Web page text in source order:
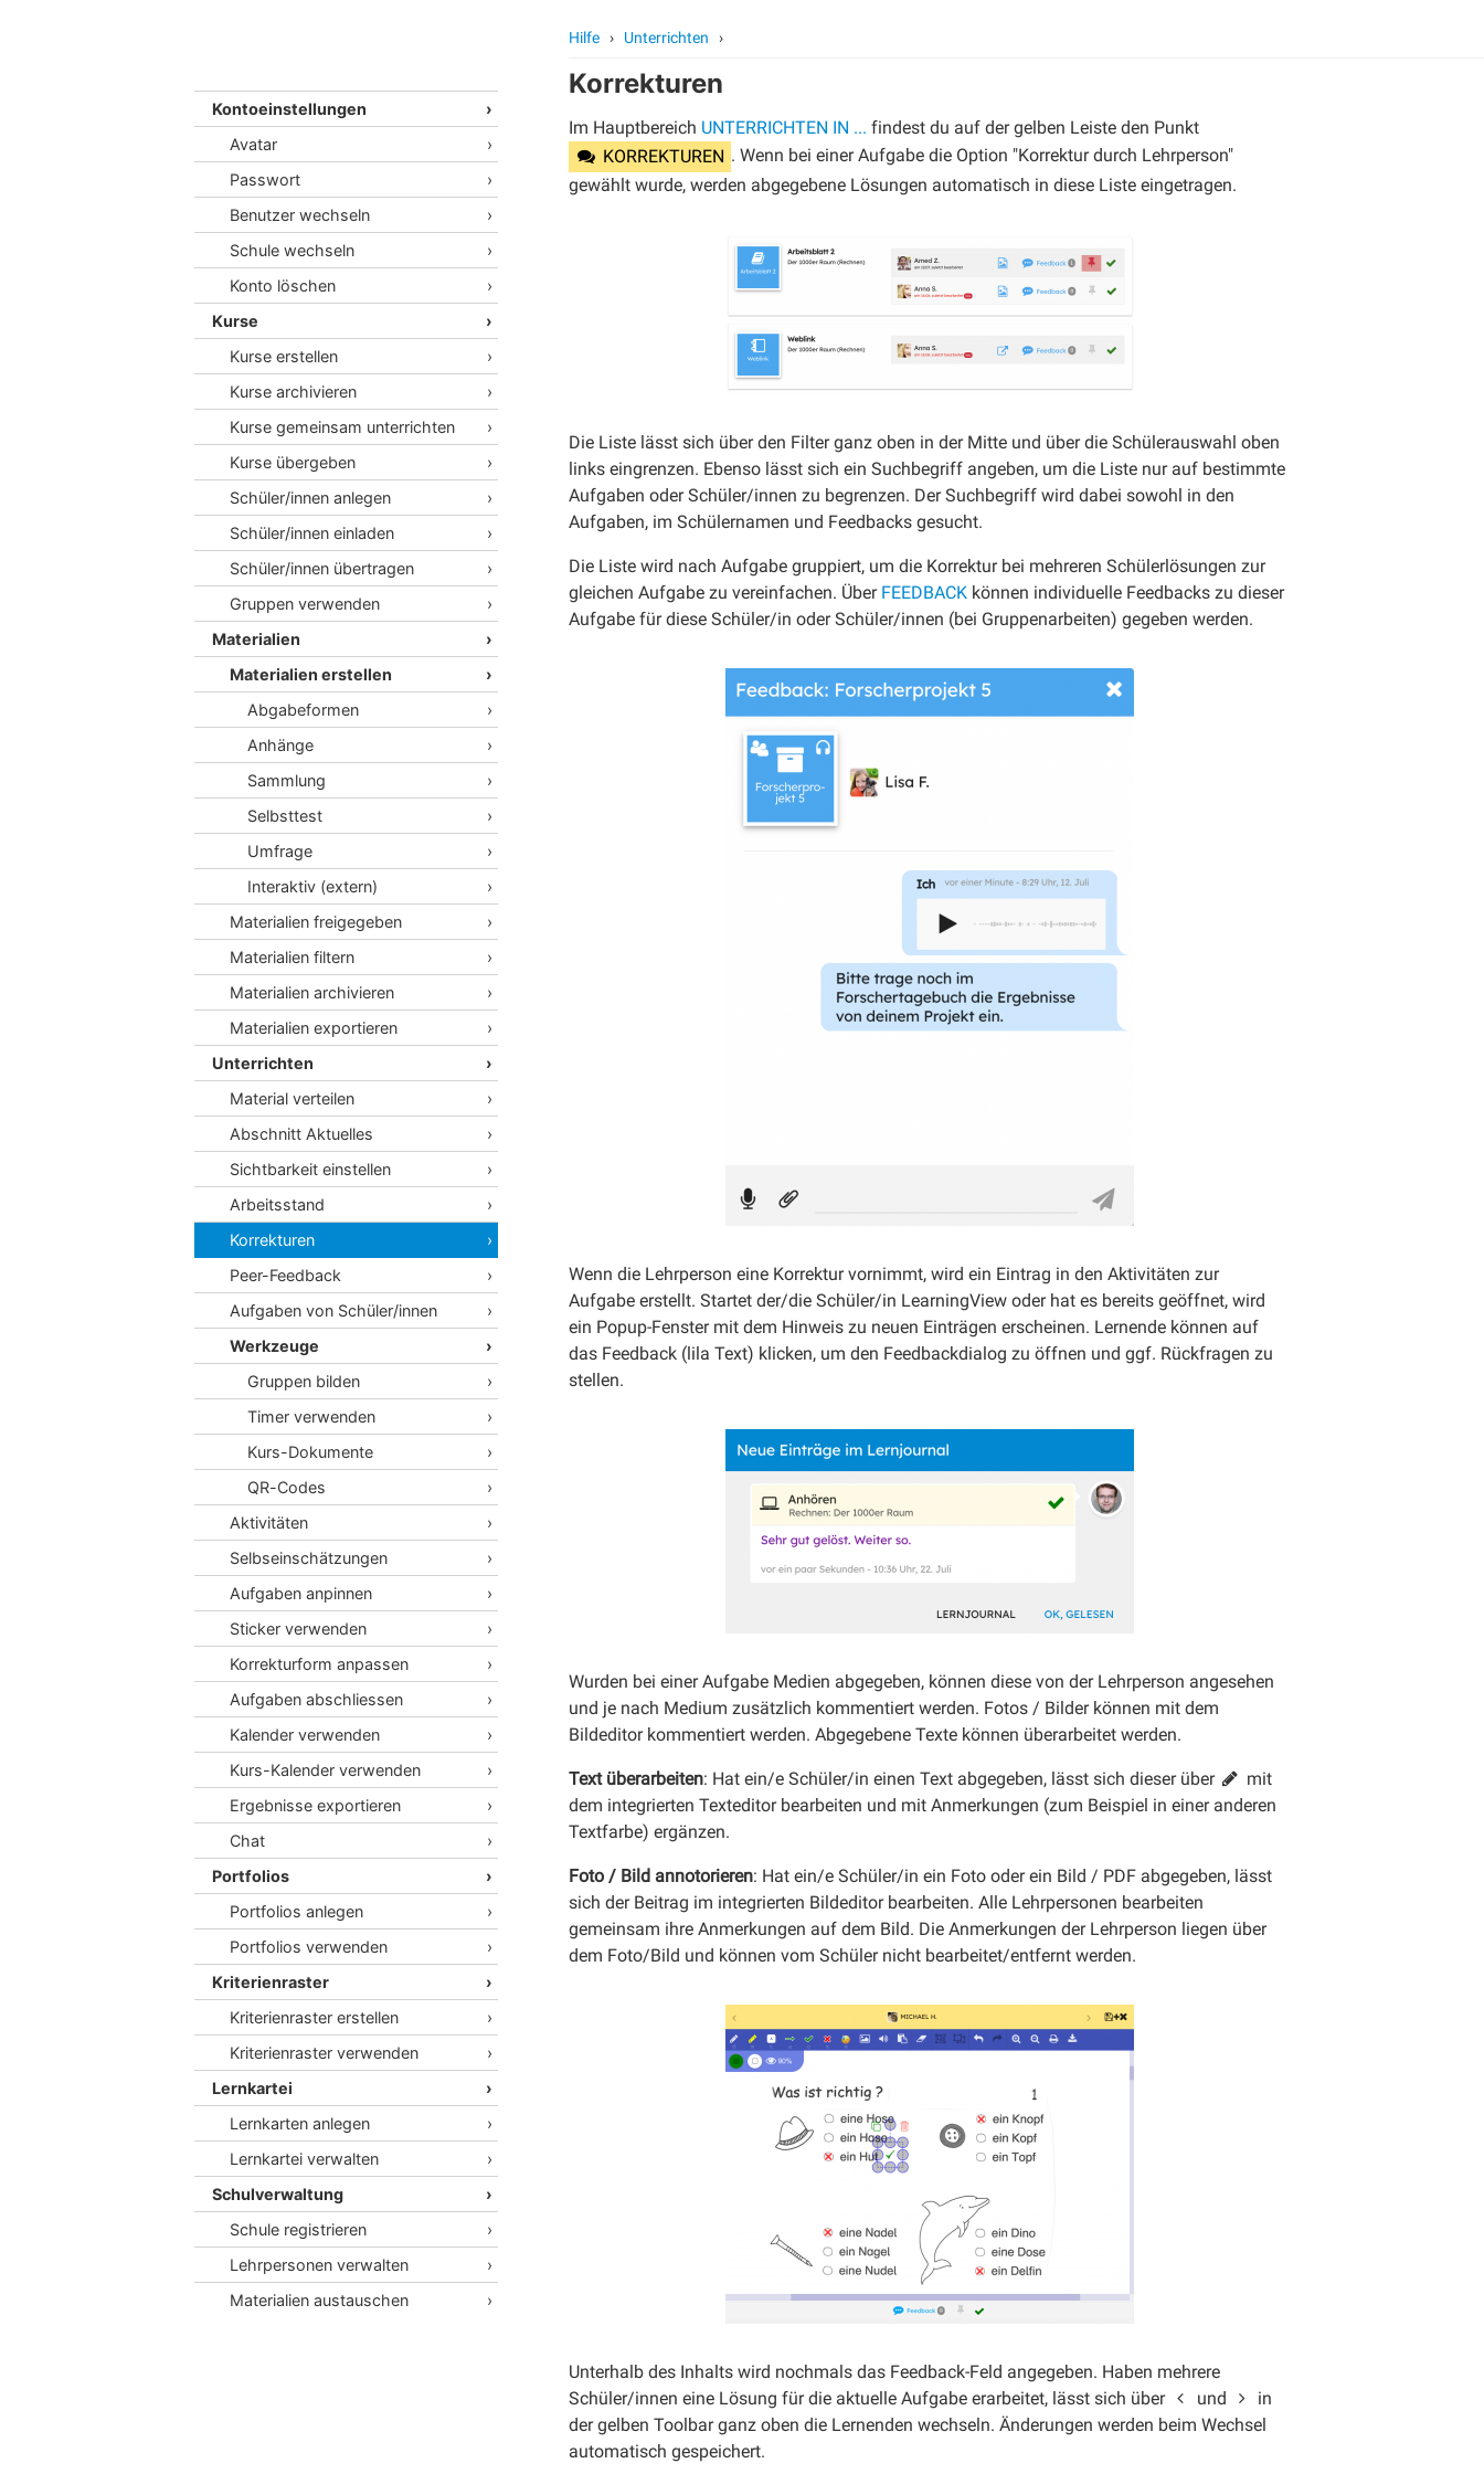
Hilfe › Unterrichten ›
Korrekturen
Im Hauptbereich UNTERRICHTEN IN ... findest du auf der gelben Leiste den Punkt
KORREKTUREN . Wenn bei einer Aufgabe die Option "Korrektur durch Lehrperson"
gewählt wurde, werden abgegebene Lösungen automatisch in diese Liste eingetragen.
Die Liste lässt sich über den Filter ganz oben in der Mitte und über die Schülerauswahl oben
links eingrenzen. Ebenso lässt sich ein Suchbegriff angeben, um die Liste nur auf bestimmte
Aufgaben oder Schüler/innen zu begrenzen. Der Suchbegriff wird dabei sowohl in den
Aufgaben, im Schülernamen und Feedbacks gesucht.
Die Liste wird nach Aufgabe gruppiert, um die Korrektur bei mehreren Schülerlösungen zur
gleichen Aufgabe zu vereinfachen. Über FEEDBACK können individuelle Feedbacks zu dieser
Aufgabe für diese Schüler/in oder Schüler/innen (bei Gruppenarbeiten) gegeben werden.
Wenn die Lehrperson eine Korrektur vornimmt, wird ein Eintrag in den Aktivitäten zur
Aufgabe erstellt. Startet der/die Schüler/in LearningView oder hat es bereits geöffnet, wird
ein Popup-Fenster mit dem Hinweis zu neuen Einträgen erscheinen. Lernende können auf
das Feedback (lila Text) klicken, um den Feedbackdialog zu öffnen und ggf. Rückfragen zu
stellen.
Wurden bei einer Aufgabe Medien abgegeben, können diese von der Lehrperson angesehen
und je nach Medium zusätzlich kommentiert werden. Fotos / Bilder können mit dem
Bildeditor kommentiert werden. Abgegebene Texte können überarbeitet werden.
Text überarbeiten: Hat ein/e Schüler/in einen Text abgegeben, lässt sich dieser über
mit
dem integrierten Texteditor bearbeiten und mit Anmerkungen (zum Beispiel in einer anderen
Textfarbe) ergänzen.
Foto / Bild annotorieren: Hat ein/e Schüler/in ein Foto oder ein Bild / PDF abgegeben, lässt
sich der Beitrag im integrierten Bildeditor bearbeiten. Alle Lehrpersonen bearbeiten
gemeinsam ihre Anmerkungen auf dem Bild. Die Anmerkungen der Lehrperson liegen über
dem Foto/Bild und können vom Schüler nicht bearbeitet/entfernt werden.
Unterhalb des Inhalts wird nochmals das Feedback-Feld angegeben. Haben mehrere
Schüler/innen eine Lösung für die aktuelle Aufgabe erarbeitet, lässt sich über
und
in
der gelben Toolbar ganz oben die Lernenden wechseln. Änderungen werden beim Wechsel
automatisch gespeichert.
Kontoeinstellungen
Avatar
Passwort
Benutzer wechseln
Schule wechseln
Konto löschen
Kurse
Kurse erstellen
Kurse archivieren
Kurse gemeinsam unterrichten
Kurse übergeben
Schüler/innen anlegen
Schüler/innen einladen
Schüler/innen übertragen
Gruppen verwenden
Materialien
Materialien erstellen
Abgabeformen
Anhänge
Sammlung
Selbsttest
Umfrage
Interaktiv (extern)
Materialien freigegeben
Materialien filtern
Materialien archivieren
Materialien exportieren
Unterrichten
Material verteilen
Abschnitt Aktuelles
Sichtbarkeit einstellen
Arbeitsstand
Korrekturen
Peer-Feedback
Aufgaben von Schüler/innen
Werkzeuge
Gruppen bilden
Timer verwenden
Kurs-Dokumente
QR-Codes
Aktivitäten
Selbseinschätzungen
Aufgaben anpinnen
Sticker verwenden
Korrekturform anpassen
Aufgaben abschliessen
Kalender verwenden
Kurs-Kalender verwenden
Ergebnisse exportieren
Chat
Portfolios
Portfolios anlegen
Portfolios verwenden
Kriterienraster
Kriterienraster erstellen
Kriterienraster verwenden
Lernkartei
Lernkarten anlegen
Lernkartei verwalten
Schulverwaltung
Schule registrieren
Lehrpersonen verwalten
Materialien austauschen